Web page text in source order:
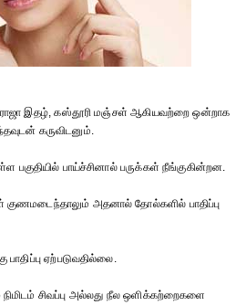
ரோஜா இதழ், கஸ்தூரி மஞ்சள் ஆகியவற்றை ஒன்றாக
கருவிடனும்.
பகுதியில் பாய்ச்சினால் பருக்கள் நீங்குகின்றன.
குணமடைந்தாலும் அதனால் தோல்களில் பாதிப்பு
ஏற்படுவதில்லை.
சிவப்பு அல்லது நீல ஒளிக்கற்றைகளை